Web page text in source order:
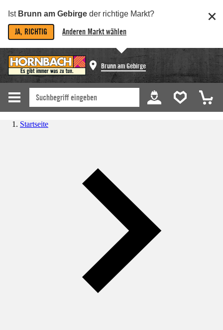
Ist Brunn am Gebirge der richtige Markt?
JA, RICHTIG Anderen Markt wählen
Brunn am Gebirge
Startseite